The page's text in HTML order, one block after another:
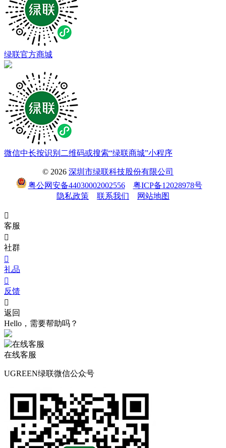
绿联官方商城
微信中长按识别二维码或搜索“绿联商城”小程序
© 2026 深圳市绿联科技股份有限公司
粤公网安备44030002002556
粤ICP备12028978号
隐私政策
联系我们 网站地图

客服

社群

礼品

反馈

返回
Hello，需要帮助吗？
在线客服
UGREEN绿联微信公众号